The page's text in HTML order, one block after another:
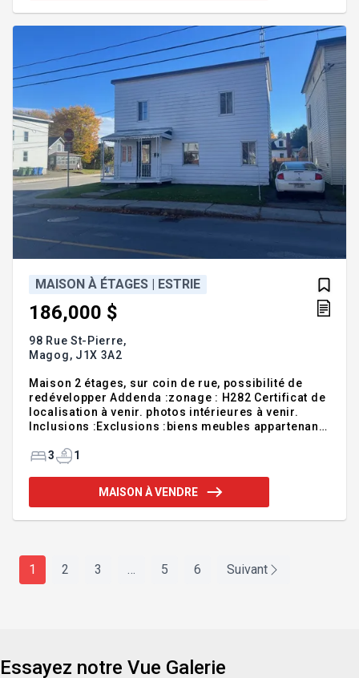
proximité de la ville et ses services, accès rapide
A-10 et le par
MAISON À ÉTAGES | ESTRIE
186,000 $
98 Rue St-Pierre,
Magog, J1X 3A2
Maison 2 étages, sur coin de rue, possibilité de
redévelopper Addenda :zonage : H282 Certificat de
localisation à venir. photos intérieures à venir.
Inclusions :Exclusions :biens meubles appartenant
3
1
MAISON À VENDRE
1 2 3 … 5 6 Suivant
Essayez notre Vue Galerie